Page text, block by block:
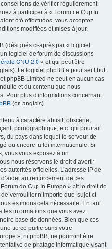
de vérifier régulièrement
à participer à « Forum de Cup In
été effectuées, vous acceptez
modifiées et mises à jour.
(désignés ci-après par « logiciel
logiciel de forum de discussions
GNU 2.0 » et qui peut être
Le logiciel phpBB a pour seul but
phpBB Limited ne peut en aucun cas
et du contenu que nous
Pour plus d’informations concernant
(en anglais).
à caractère abusif, obscène,
pornographique, etc. qui pourrait
du pays dans lequel le serveur de
ou encore la loi internationale. Si
vous vous exposez à un
nous réservons le droit d’avertir
autorités officielles. L’adresse IP de
au renforcement de ces
de Cup In Europe » ait le droit de
verrouiller n’importe quel sujet et
estimons cela nécessaire. En tant
les informations que vous avez
base de données. Bien que ces
tierce partie sans votre
», ni phpBB, ne pourront être
de piratage informatique visant